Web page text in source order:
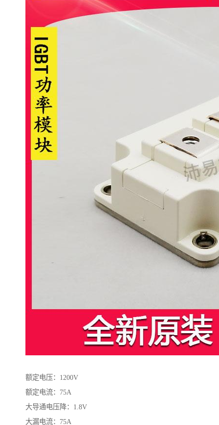
额定电压：1200V
额定电流：75A
大导通电压降：1.8V
大漏电流：75A